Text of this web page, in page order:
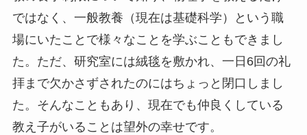
ではなく、一般教養（現在は基礎科学）という職
場にいたことで様々なことを学ぶこともできまし
た。ただ、研究室には絨毯を敷かれ、一日6回の礼
拝まで欠かさずされたのにはちょっと閉口しまし
た。そんなこともあり、現在でも仲良くしている
教え子がいることは望外の幸せです。